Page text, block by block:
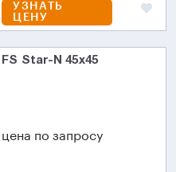
УЗНАТЬ
ЦЕНУ
FS Star-N 45x45
цена по запросу